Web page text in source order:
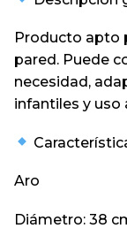
Producto apto
pared. Puede
necesidad,
infantiles y uso
Aro
Diámetro: 38